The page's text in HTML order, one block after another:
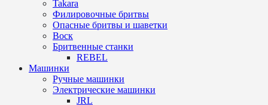
Takara
Филировочные бритвы
Опасные бритвы и шаветки
Воск
Бритвенные станки
REBEL
Машинки
Ручные машинки
Электрические машинки
JRL